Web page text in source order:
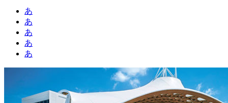
あ
あ
あ
あ
あ